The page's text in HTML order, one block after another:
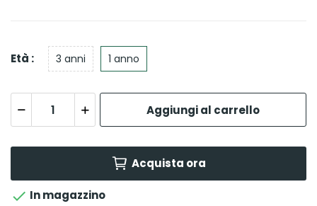
Età : 3 anni 1 anno
Aggiungi al carrello
Acquista ora
 In magazzino